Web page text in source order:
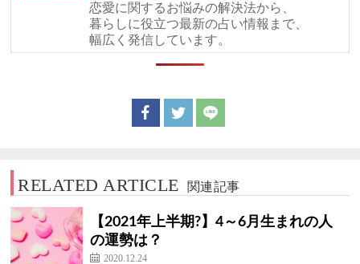
恋愛に関するお悩みの解決法から、
暮らしに役立つ最新の占い情報まで、
幅広く発信しています。
RELATED ARTICLE 関連記事
【2021年上半期?】4～6月生まれの人
の運勢は？
2020.12.24